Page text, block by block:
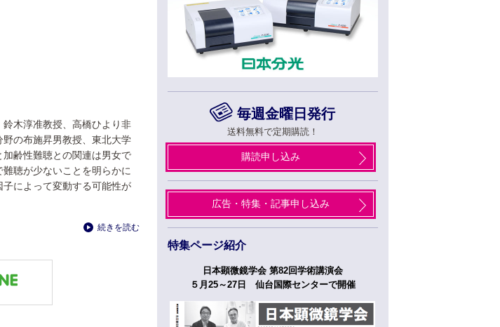
木淳准教授、高橋ひより非
の布施昇男教授、東北大学
齢性難聴との関連は男女で
聴が少ないことを明らかに
によって変動する可能性が
続きを読む
毎週金曜日発行
送料無料で定期購読！
購読申し込み
広告・特集・記事申し込み
特集ページ紹介
岡市のベイサイドエリアで開催
日本顕微鏡学会 第82回学術講演会
５月25～27日 仙台国際センターで開催